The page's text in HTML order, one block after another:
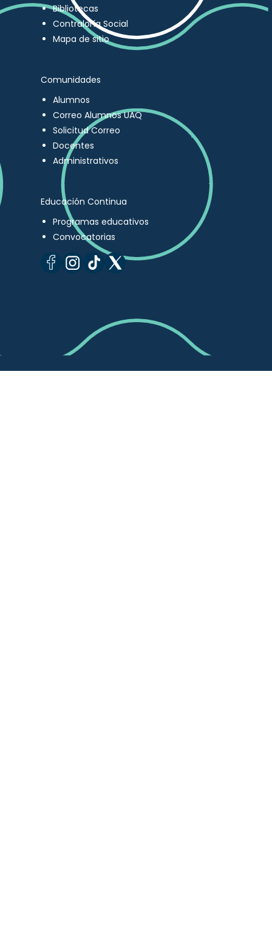
Bibliotecas
Contraloría Social
Mapa de sitio
Comunidades
Alumnos
Correo Alumnos UAQ
Solicitud Correo
Docentes
Administrativos
Educación Continua
Programas educativos
Convocatorias